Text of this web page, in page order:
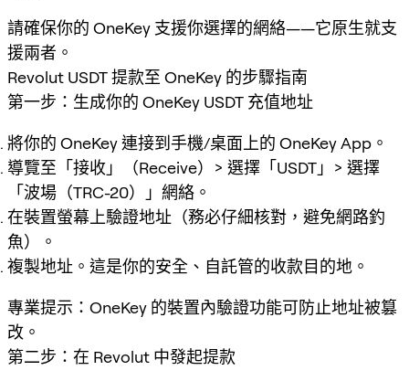
請確保你的 OneKey 支援你選擇的網絡——它原生就支
援兩者。
Revolut USDT 提款至 OneKey 的步驟指南
第一步：生成你的 OneKey USDT 充值地址
將你的 OneKey 連接到手機/桌面上的 OneKey App。
導覽至「接收」（Receive）> 選擇「USDT」> 選擇
「波場（TRC-20）」網絡。
在裝置螢幕上驗證地址（務必仔細核對，避免網路釣
魚）。
複製地址。這是你的安全、自託管的收款目的地。
專業提示 ：OneKey 的裝置內驗證功能可防止地址被篡
改。
第二步：在 Revolut 中發起提款